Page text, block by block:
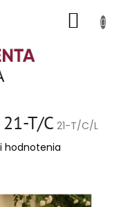
T/C 21-T/C/L
hodnotenia